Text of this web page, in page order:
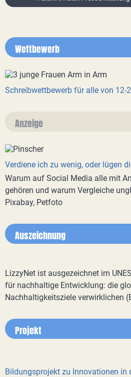
Wettbewerb
Schreibwettbewerb für alle von 12-
Anzeige
Verdiene ich zu wenig, oder lügen
Warum auf Social Media alle mit
gehören und warum Vergleiche
Pixabay, Petfoto
Auszeichnung
LizzyNet ist ausgezeichnet im
für nachhaltige Entwicklung: die
Nachhaltigkeitsziele verwirklichen
Projekt
Bildungsprojekt zu Innovationen in